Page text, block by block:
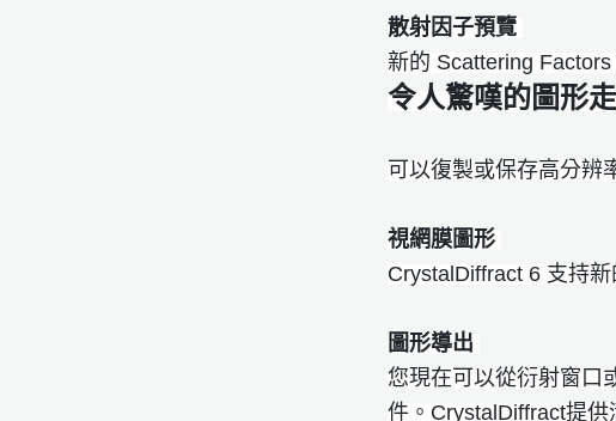
散射因子預覽
新的 Scattering
令人驚嘆的圖形
可以復製或保存高分辨
視網膜圖形
CrystalDiffract 6 支持新
圖形導出
您現在可以從衍射窗口
件。CrystalDiffract提供